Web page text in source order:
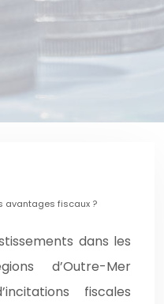
avantages fiscaux ?
dans les
d’Outre-Mer
fiscales